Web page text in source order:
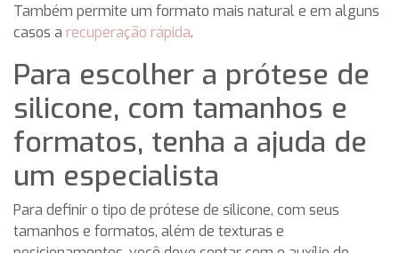
Também permite um formato mais natural e em alguns
casos a recuperação rápida.
Para escolher a prótese de
silicone, com tamanhos e
formatos, tenha a ajuda de
um especialista
Para definir o tipo de prótese de silicone, com seus
tamanhos e formatos, além de texturas e